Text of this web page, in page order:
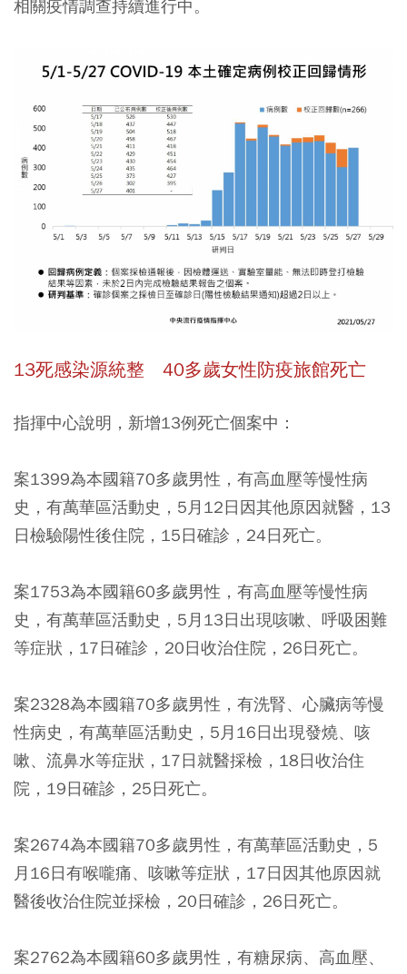
相關疫情調查持續進行中。
13死感染源統整 40多歲女性防疫旅館死亡
指揮中心說明，新增13例死亡個案中：
案1399為本國籍70多歲男性，有高血壓等慢性病
史， 有萬華區活動史 ，5月12日因其他原因就醫，13
日檢驗陽性後住院，15日確診，24日死亡。
案1753為本國籍60多歲男性，有高血壓等慢性病
史， 有萬華區活動史 ，5月13日出現咳嗽、呼吸困難
等症狀，17日確診，20日收治住院，26日死亡。
案2328為本國籍70多歲男性，有洗腎、心臟病等慢
性病史， 有萬華區活動史 ，5月16日出現發燒、咳
嗽、流鼻水等症狀，17日就醫採檢，18日收治住
院，19日確診，25日死亡。
案2674為本國籍70多歲男性， 有萬華區活動史 ，5
月16日有喉嚨痛、咳嗽等症狀，17日因其他原因就
醫後收治住院並採檢，20日確診，26日死亡。
案2762為本國籍60多歲男性，有糖尿病、高血壓、